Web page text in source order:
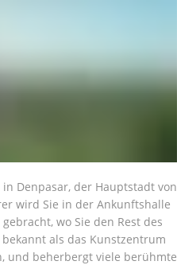
Denpasar, der Hauptstadt von
wird Sie in der Ankunftshalle
wo Sie den Rest des
als das Kunstzentrum
und beherbergt viele berühmte